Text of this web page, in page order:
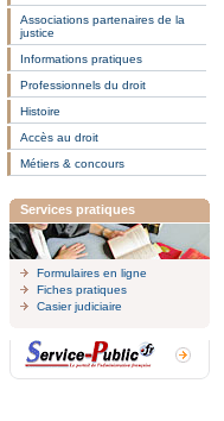
Associations partenaires de la
justice
Informations pratiques
Professionnels du droit
Histoire
Accès au droit
Métiers & concours
Services pratiques
Formulaires en ligne
Fiches pratiques
Casier judiciaire